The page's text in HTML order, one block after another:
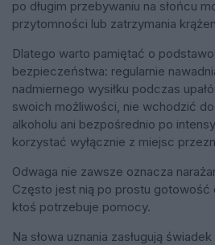
po długim przebywaniu na słońcu
przytomności lub zatrzymania
Dlatego warto pamiętać o
bezpieczeństwa: regularnie
nadmiernego wysiłku podczas
swoich możliwości, nie wchodzić
alkoholu ani bezpośrednio po
korzystać wyłącznie z miejsc
Odwaga nie zawsze oznacza
Często jest nią po prostu gotowość
ktoś potrzebuje pomocy.
Na słowa uznania zasługują